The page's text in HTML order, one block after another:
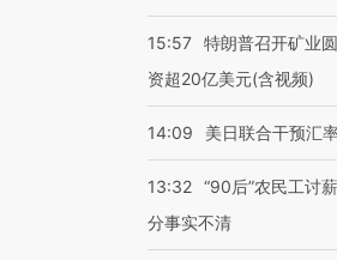
15:57 特朗普召开矿业
资超20亿美元(含视频)
14:09 美日联合干预汇
13:32 “90后”农民工讨
分事实不清